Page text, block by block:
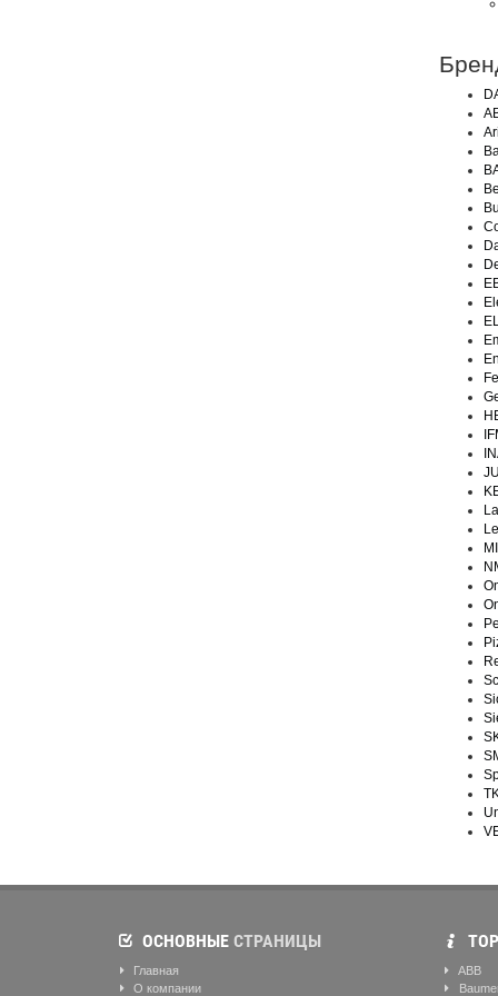
ОСНОВНЫЕ СТРАНИЦЫ
Главная
О компании
ABB